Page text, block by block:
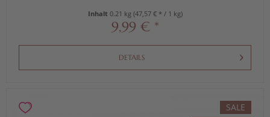
Inhalt 0.21 kg (47,57 € * / 1 kg)
9,99 € *
DETAILS
SALE